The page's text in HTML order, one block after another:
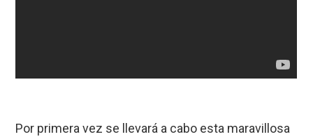
Por primera vez se llevará a cabo esta maravillosa